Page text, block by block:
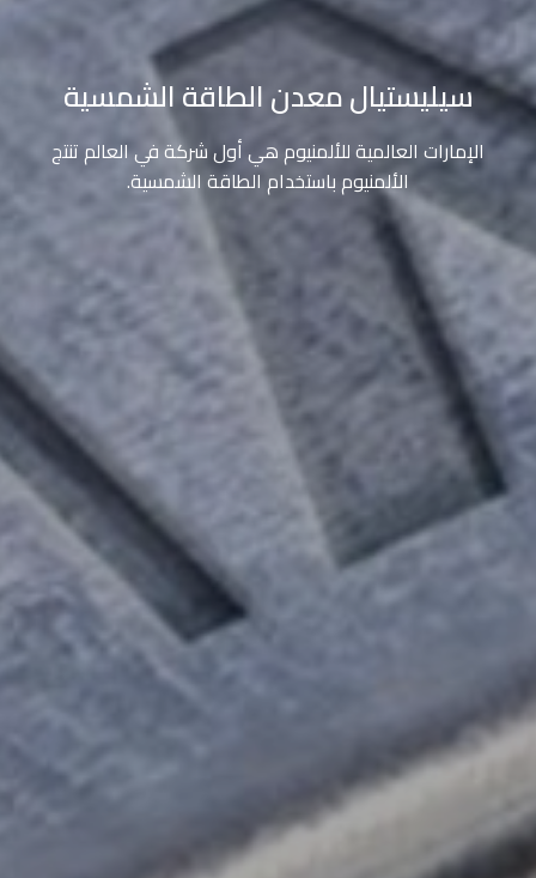
سيليستيال معدن الطاقة الشمسية
الإمارات العالمية للألمنيوم هي أول شركة في العالم تنتج
الألمنيوم باستخدام الطاقة الشمسية.